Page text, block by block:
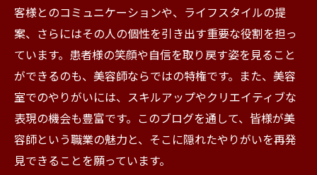
客様とのコミュニケーションや、ライフスタイルの提
案、さらにはその人の個性を引き出す重要な役割を担っ
ています。患者様の笑顔や自信を取り戻す姿を見ること
ができるのも、美容師ならではの特権です。また、美容
室でのやりがいには、スキルアップやクリエイティブな
表現の機会も豊富です。このブログを通して、皆様が美
容師という職業の魅力と、そこに隠れたやりがいを再発
見できることを願っています。